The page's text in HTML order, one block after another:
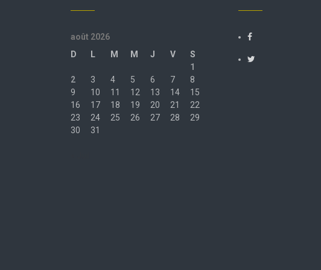
août 2026
D
L M M J V
S
1
2
3 4 5 6 7
8
9
10 11 12 13 14
15
16
17 18 19 20 21
22
23
24 25 26 27 28
29
30
31